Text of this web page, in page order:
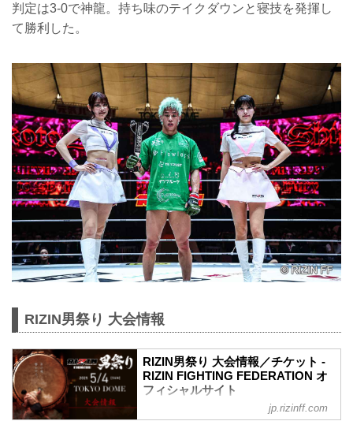
判定は3-0で神龍。持ち味のテイクダウンと寝技を発揮し
て勝利した。
RIZIN男祭り 大会情報
RIZIN男祭り 大会情報／チケット -
RIZIN FIGHTING FEDERATION オ
フィシャルサイト
jp.rizinff.com